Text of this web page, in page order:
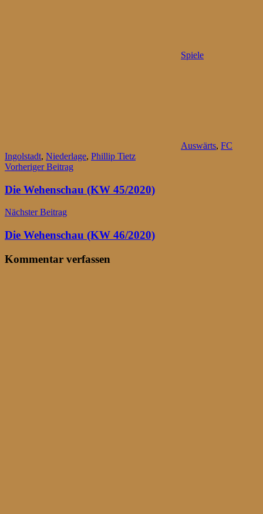
Spiele
Auswärts, FC
Ingolstadt, Niederlage, Phillip Tietz
Beitragsnavigation
Vorheriger Beitrag
Die Wehenschau (KW 45/2020)
Nächster Beitrag
Die Wehenschau (KW 46/2020)
Kommentar verfassen